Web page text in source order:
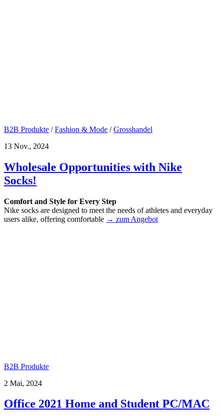
B2B Produkte /Fashion & Mode /Grosshandel
13 Nov., 2024
Wholesale Opportunities with Nike
Socks!
Comfort and Style for Every Step
Nike socks are designed to meet the needs of athletes and everyday
users alike, offering comfortable → zum Angebot
B2B Produkte
2 Mai, 2024
Office 2021 Home and Student PC/MAC